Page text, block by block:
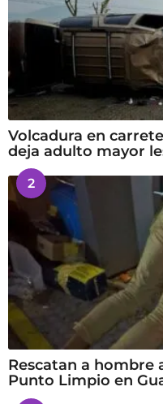
Volcadura en
deja adulto mayor
2
Rescatan a hombre
Punto Limpio en